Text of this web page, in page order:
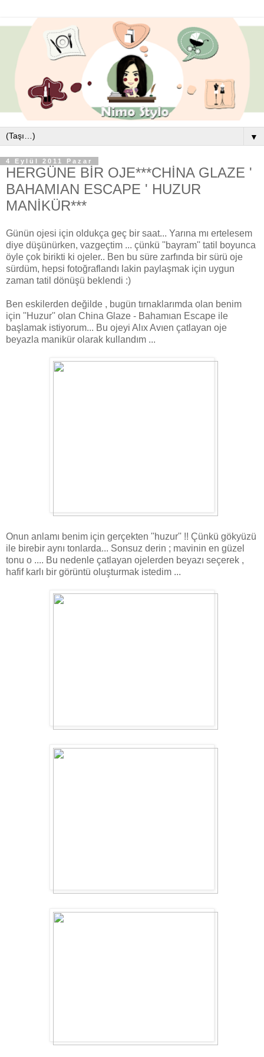
▼
4 Eylül 2011 Pazar
HERGÜNE BİR OJE***CHİNA GLAZE '
BAHAMIAN ESCAPE ' HUZUR
MANİKÜR***
Günün ojesi için oldukça geç bir saat... Yarına mı ertelesem
diye düşünürken, vazgeçtim ... çünkü ''bayram'' tatil boyunca
öyle çok birikti ki ojeler.. Ben bu süre zarfında bir sürü oje
sürdüm, hepsi fotoğraflandı lakin paylaşmak için uygun
zaman tatil dönüşü beklendi :)
Ben eskilerden değilde , bugün tırnaklarımda olan benim
için ''Huzur'' olan China Glaze - Bahamıan Escape ile
başlamak istiyorum... Bu ojeyi Alıx Avıen çatlayan oje
beyazla manikür olarak kullandım ...
Onun anlamı benim için gerçekten ''huzur'' !! Çünkü gökyüzü
ile birebir aynı tonlarda... Sonsuz derin ; mavinin en güzel
tonu o .... Bu nedenle çatlayan ojelerden beyazı seçerek ,
hafif karlı bir görüntü oluşturmak istedim ...